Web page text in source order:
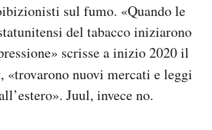
sul fumo. «Quando le
del tabacco iniziarono
scrisse a inizio 2020 il
, «trovarono nuovi mercati e leggi
Juul, invece no.